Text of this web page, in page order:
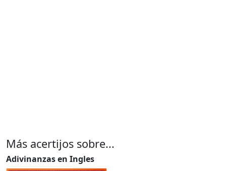
Más acertijos sobre...
Adivinanzas en Ingles